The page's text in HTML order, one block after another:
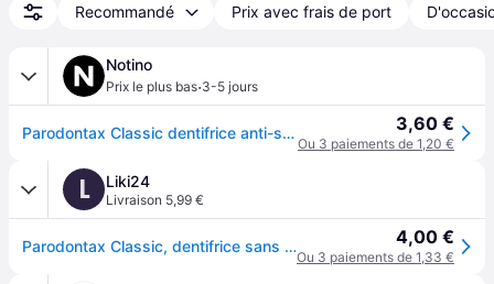
Recommandé Prix avec frais de port
Notino
Prix le plus bas·3-5 jours
Parodontax Classic dentifrice anti-saignement des gencives sans fluorure 75 ml 3,60 €
Ou 3 paiements de 1,20 €
L Liki24
Livraison 5,99 €
Parodontax Classic, dentifrice sans fluor, 75 ml 4,00 €
Ou 3 paiements de 1,33 €